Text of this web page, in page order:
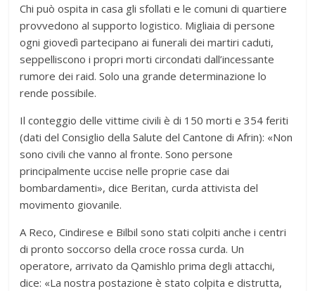
Chi può ospita in casa gli sfollati e le comuni di quartiere
provvedono al supporto logistico. Migliaia di persone
ogni giovedì partecipano ai funerali dei martiri caduti,
seppelliscono i propri morti circondati dall’incessante
rumore dei raid. Solo una grande determinazione lo
rende possibile.
Il conteggio delle vittime civili è di 150 morti e 354 feriti
(dati del Consiglio della Salute del Cantone di Afrin): «Non
sono civili che vanno al fronte. Sono persone
principalmente uccise nelle proprie case dai
bombardamenti», dice Beritan, curda attivista del
movimento giovanile.
A Reco, Cindirese e Bilbil sono stati colpiti anche i centri
di pronto soccorso della croce rossa curda. Un
operatore, arrivato da Qamishlo prima degli attacchi,
dice: «La nostra postazione è stato colpita e distrutta,